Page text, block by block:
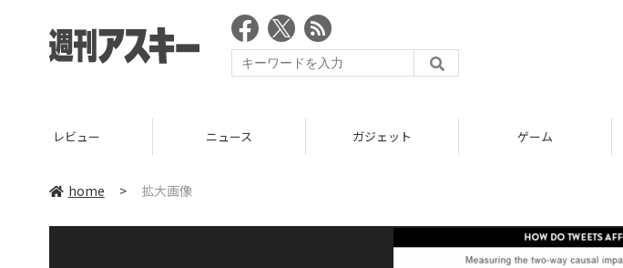
レビュー ニュース ガジェット ゲーム
home > 拡大画像